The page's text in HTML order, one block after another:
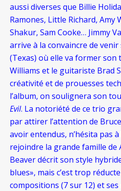
aussi diverses que Billie
Ramones, Little Richard, Amy
Shakur, Sam Cooke… Jimmy
arrive à la convaincre de venir
(Texas) où elle va former son
Williams et le guitariste Brad
créativité et de prouesses
l’album, on soulignera son
Evil. La notoriété de ce trio
par attirer l’attention de
avoir entendus, n’hésita pas
rejoindre la grande famille de
Beaver décrit son style
blues», mais c’est trop
compositions (7 sur 12) et